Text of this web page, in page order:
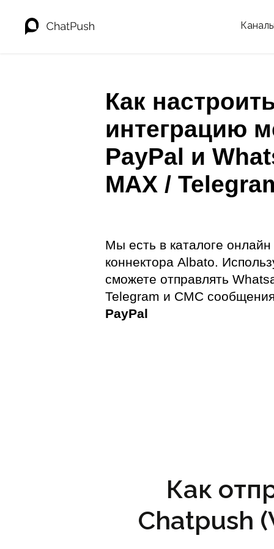
Как
интеграцию
PayPal и
MAX /
Мы есть в каталоге онлайн
коннектора Albato.
сможете отправлять
Telegram и СМС
PayPal
Как
Chatpush